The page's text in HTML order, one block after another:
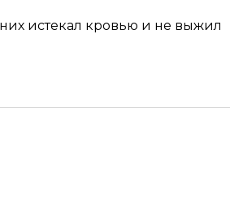
истекал кровью и не выжил